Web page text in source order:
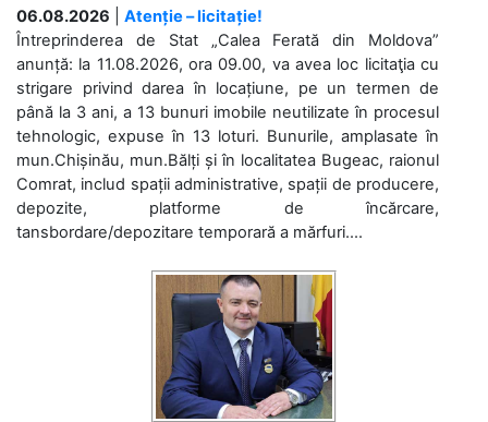
06.08.2026
Atenție – licitație!
Întreprinderea de Stat „Calea Ferată din Moldova”
anunță: la 11.08.2026, ora 09.00, va avea loc licitaţia cu
strigare privind darea în locațiune, pe un termen de
până la 3 ani, a 13 bunuri imobile neutilizate în procesul
tehnologic, expuse în 13 loturi. Bunurile, amplasate în
mun.Chișinău, mun.Bălți și în localitatea Bugeac, raionul
Comrat, includ spații administrative, spații de producere,
depozite, platforme de încărcare,
tansbordare/depozitare temporară a mărfuri....